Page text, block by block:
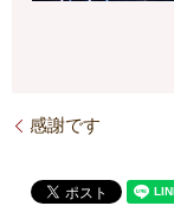
感謝です